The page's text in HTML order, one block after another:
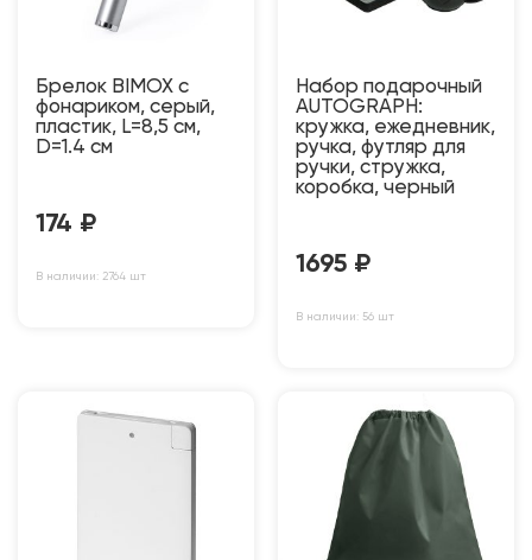
Брелок BIMOX с
фонариком, серый,
пластик, L=8,5 см,
D=1.4 см
174 ₽
В наличии: 2764 шт
Набор подарочный
AUTOGRAPH:
кружка, ежедневник,
ручка, футляр для
ручки, стружка,
коробка, черный
1695 ₽
В наличии: 56 шт